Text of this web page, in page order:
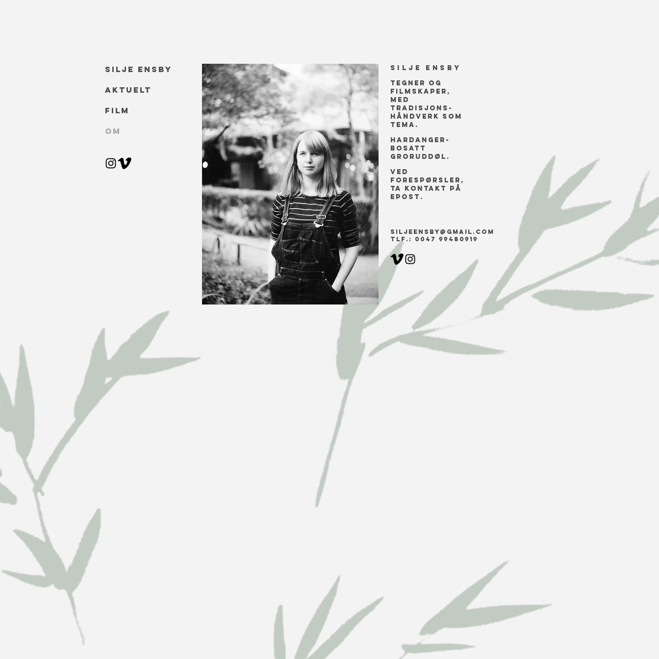
Silje Ensby
tegner og
filmskaper,
med
tradisjons-
håndverk som
tema.
Hardanger-
bosatt
groruddøl.
Ved
forespørsler,
ta kontakt på
epost.
siljeensby@gmail.com
Tlf.: 0047 99480919
SILJE ENSBY
Aktuelt
Film
Om